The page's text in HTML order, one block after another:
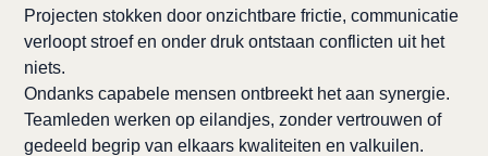
Projecten stokken door onzichtbare frictie, communicatie
verloopt stroef en onder druk ontstaan conflicten uit het
niets.
Ondanks capabele mensen ontbreekt het aan synergie.
Teamleden werken op eilandjes, zonder vertrouwen of
gedeeld begrip van elkaars kwaliteiten en valkuilen.